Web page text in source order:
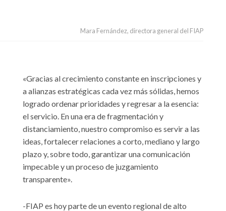
Mara Fernández, directora general del FIAP
«Gracias al crecimiento constante en inscripciones y
a alianzas estratégicas cada vez más sólidas, hemos
logrado ordenar prioridades y regresar a la esencia:
el servicio. En una era de fragmentación y
distanciamiento, nuestro compromiso es servir a las
ideas, fortalecer relaciones a corto, mediano y largo
plazo y, sobre todo, garantizar una comunicación
impecable y un proceso de juzgamiento
transparente».
-FIAP es hoy parte de un evento regional de alto